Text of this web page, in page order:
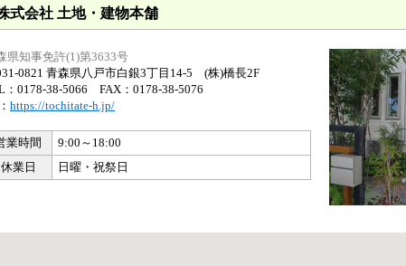
式会社 土地・建物本舗
県知事免許(1)第3633号
0821 青森県八戸市白銀3丁目14-5 (株)橋長2F
：0178-38-5066 FAX：0178-38-5076
https://tochitate-h.jp/
業時間
9:00～18:00
休業日
日曜・祝祭日